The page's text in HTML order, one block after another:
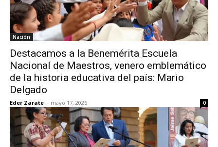
Nación
Destacamos a la Benemérita Escuela
Nacional de Maestros, venero emblemático
de la historia educativa del país: Mario
Delgado
Eder Zarate - mayo 17, 2026 0